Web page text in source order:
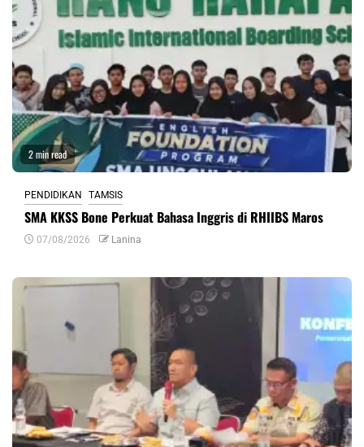
2 min read
PENDIDIKAN TAMSIS
SMA KKSS Bone Perkuat Bahasa Inggris di RHIIBS Maros
07/08/2026 Lanina